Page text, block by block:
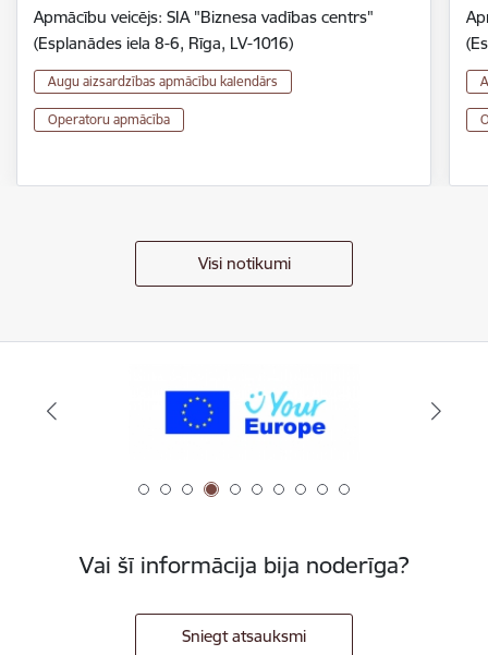
Apmācību veicējs: SIA "Biznesa vadības centrs"
(Esplanādes iela 8-6, Rīga, LV-1016)
Augu aizsardzības apmācību kalendārs
Operatoru apmācība
Visi notikumi
Vai šī informācija bija noderīga?
Sniegt atsauksmi